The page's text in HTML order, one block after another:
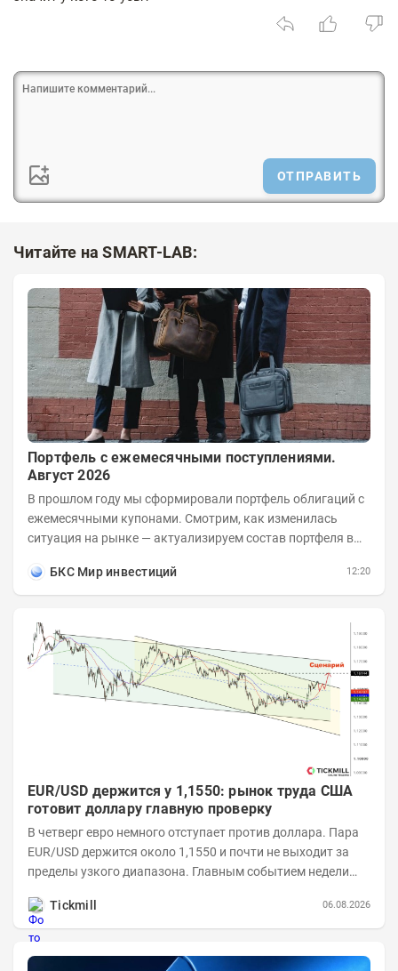
ОТПРАВИТЬ
Читайте на SMART-LAB:
Портфель с ежемесячными поступлениями.
Август 2026
В прошлом году мы сформировали портфель облигаций с
ежемесячными купонами. Смотрим, как изменилась
ситуация на рынке — актуализируем состав портфеля в
БКС Мир инвестиций
12:20
EUR/USD держится у 1,1550: рынок труда США
готовит доллару главную проверку
В четверг евро немного отступает против доллара. Пара
EUR/USD держится около 1,1550 и почти не выходит за
пределы узкого диапазона. Главным событием недели
Tickmill
06.08.2026